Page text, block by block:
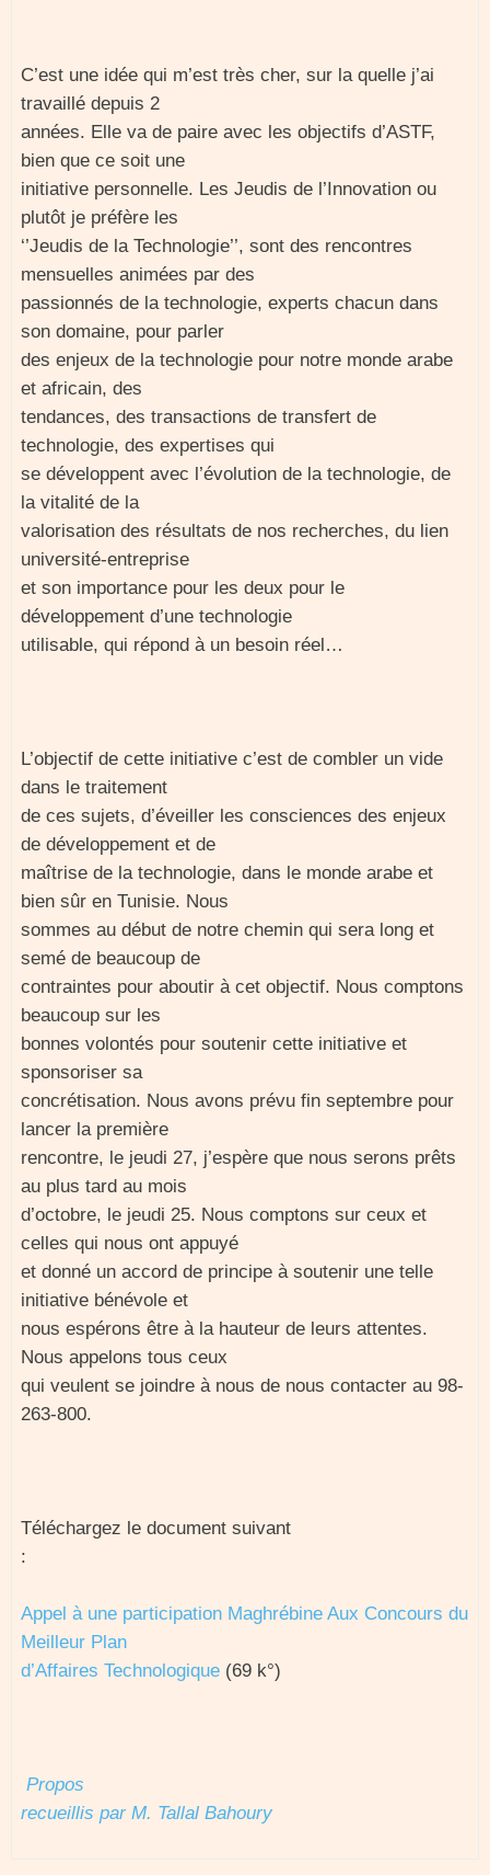
C’est une idée qui m’est très cher, sur la quelle j’ai
travaillé depuis 2
années. Elle va de paire avec les objectifs d’ASTF,
bien que ce soit une
initiative personnelle. Les Jeudis de l’Innovation ou
plutôt je préfère les
‘’Jeudis de la Technologie’’, sont des rencontres
mensuelles animées par des
passionnés de la technologie, experts chacun dans
son domaine, pour parler
des enjeux de la technologie pour notre monde arabe
et africain, des
tendances, des transactions de transfert de
technologie, des expertises qui
se développent avec l’évolution de la technologie, de
la vitalité de la
valorisation des résultats de nos recherches, du lien
université-entreprise
et son importance pour les deux pour le
développement d’une technologie
utilisable, qui répond à un besoin réel…
L’objectif de cette initiative c’est de combler un vide
dans le traitement
de ces sujets, d’éveiller les consciences des enjeux
de développement et de
maîtrise de la technologie, dans le monde arabe et
bien sûr en Tunisie. Nous
sommes au début de notre chemin qui sera long et
semé de beaucoup de
contraintes pour aboutir à cet objectif. Nous comptons
beaucoup sur les
bonnes volontés pour soutenir cette initiative et
sponsoriser sa
concrétisation. Nous avons prévu fin septembre pour
lancer la première
rencontre, le jeudi 27, j’espère que nous serons prêts
au plus tard au mois
d’octobre, le jeudi 25. Nous comptons sur ceux et
celles qui nous ont appuyé
et donné un accord de principe à soutenir une telle
initiative bénévole et
nous espérons être à la hauteur de leurs attentes.
Nous appelons tous ceux
qui veulent se joindre à nous de nous contacter au 98-
263-800.
Téléchargez le document suivant
:
Appel à une participation Maghrébine Aux Concours du
Meilleur Plan
d’Affaires Technologique (69 k°)
Propos
recueillis par M. Tallal Bahoury